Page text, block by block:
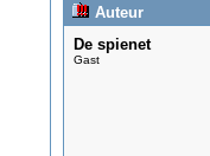
Auteur
De spienet
Gast